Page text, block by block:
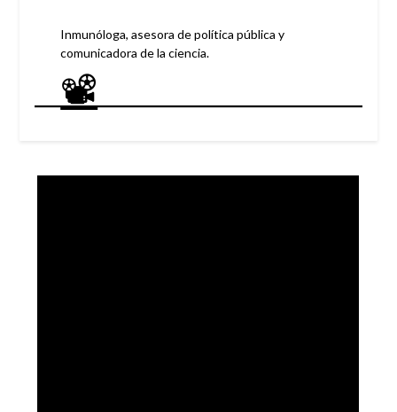
Inmunóloga, asesora de política pública y
comunicadora de la ciencia.
📽